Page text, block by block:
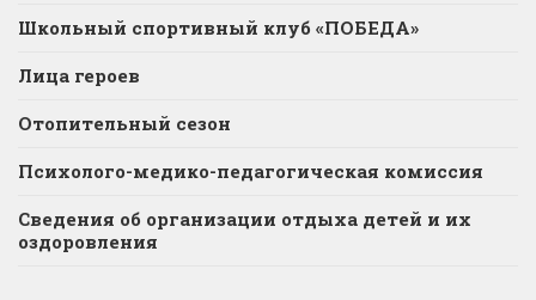
Школьный спортивный клуб «ПОБЕДА»
Лица героев
Отопительный сезон
Психолого-медико-педагогическая комиссия
Сведения об организации отдыха детей и их
оздоровления